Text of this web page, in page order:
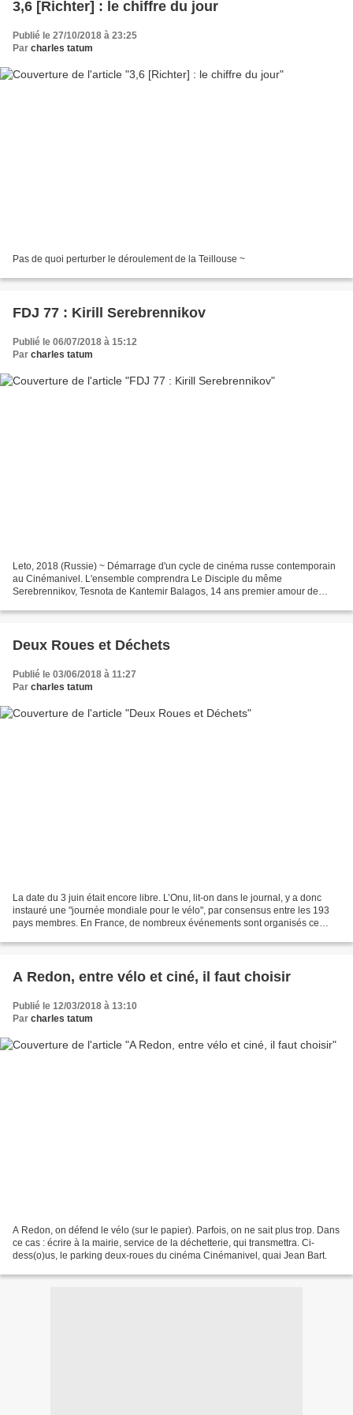
3,6 [Richter] : le chiffre du jour
Publié le 27/10/2018 à 23:25
Par charles tatum
Pas de quoi perturber le déroulement de la Teillouse ~
FDJ 77 : Kirill Serebrennikov
Publié le 06/07/2018 à 15:12
Par charles tatum
Leto, 2018 (Russie) ~ Démarrage d'un cycle de cinéma russe contemporain
au Cinémanivel. L'ensemble comprendra Le Disciple du même
Serebrennikov, Tesnota de Kantemir Balagos, 14 ans premier amour de
Deux Roues et Déchets
Publié le 03/06/2018 à 11:27
Par charles tatum
La date du 3 juin était encore libre. L’Onu, lit-on dans le journal, y a donc
instauré une "journée mondiale pour le vélo", par consensus entre les 193
pays membres. En France, de nombreux événements sont organisés ce
A Redon, entre vélo et ciné, il faut choisir
Publié le 12/03/2018 à 13:10
Par charles tatum
A Redon, on défend le vélo (sur le papier). Parfois, on ne sait plus trop. Dans
ce cas : écrire à la mairie, service de la déchetterie, qui transmettra. Ci-
dess(o)us, le parking deux-roues du cinéma Cinémanivel, quai Jean Bart.